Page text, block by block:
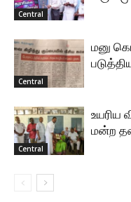
Central
Central
மனு
Central
உயரிய
மன்ற